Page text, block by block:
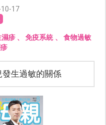
17
疹、免疫系統、 食物過敏
生過敏的關係